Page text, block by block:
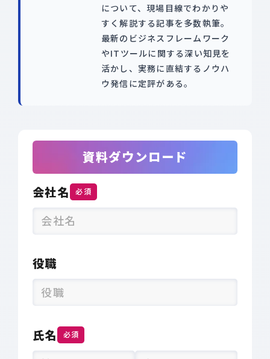
資料をダウンロード
CONTACT
について、現場目線でわかりや
すく解説する記事を多数執筆。
最新のビジネスフレームワーク
やITツールに関する深い知見を
活かし、実務に直結するノウハ
ウ発信に定評がある。
資料ダウンロード
会社名 必須
役職
氏名 必須